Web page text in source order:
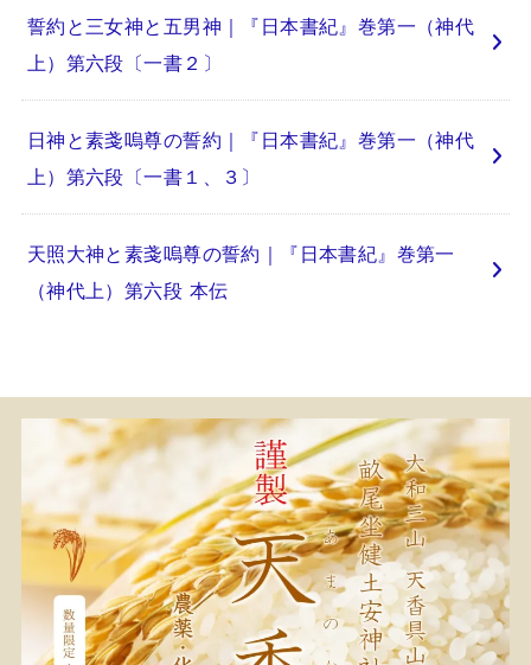
誓約と三女神と五男神｜『日本書紀』巻第一（神代
上）第六段〔一書２〕
日神と素戔嗚尊の誓約｜『日本書紀』巻第一（神代
上）第六段〔一書１、３〕
天照大神と素戔嗚尊の誓約｜『日本書紀』巻第一
（神代上）第六段 本伝